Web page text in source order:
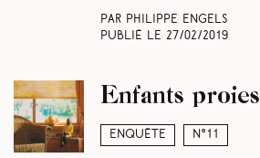
Par Philippe Engels
Publié le 27/02/2019
Enquête N°11
Enfants proies